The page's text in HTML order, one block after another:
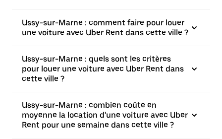
Ussy-sur-Marne : comment faire pour louer
une voiture avec Uber Rent dans cette ville ?
Ussy-sur-Marne : quels sont les critères
pour louer une voiture avec Uber Rent dans
cette ville ?
Ussy-sur-Marne : combien coûte en
moyenne la location d'une voiture avec Uber
Rent pour une semaine dans cette ville ?